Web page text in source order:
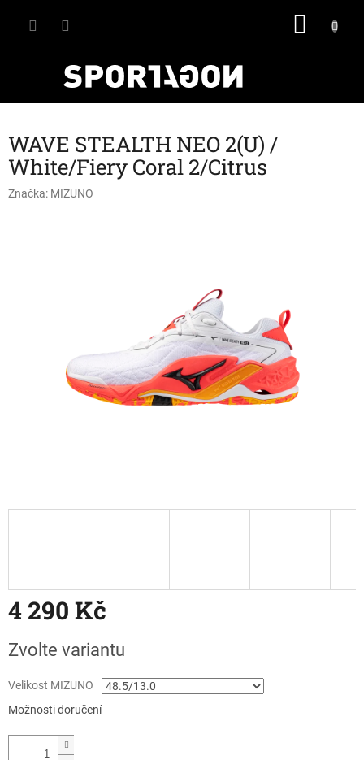
WAVE STEALTH NEO 2(U) /
White/Fiery Coral 2/Citrus
Značka: MIZUNO
4 290 Kč
cena:
Zvolte variantu
Velikost MIZUNO
Možnosti doručení